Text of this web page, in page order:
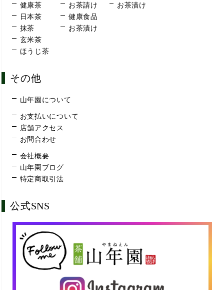
健康茶
日本茶
抹茶
玄米茶
ほうじ茶
お茶請け
健康食品
お茶漬け
お茶漬け
その他
山年園について
お支払いについて
店舗アクセス
お問合わせ
会社概要
山年園ブログ
特定商取引法
公式SNS